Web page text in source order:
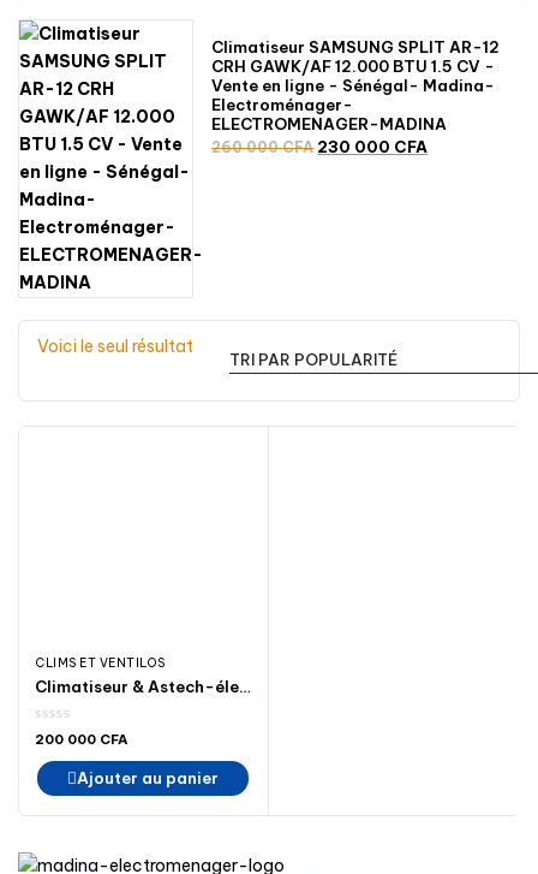
Climatiseur SAMSUNG SPLIT AR-12
CRH GAWK/AF 12.000 BTU 1.5 CV -
Vente en ligne - Sénégal- Madina-
Electroménager-
ELECTROMENAGER-MADINA
260 000CFA Le
230 000 CFA
Voici le seul résultat
CLIMS ET VENTILOS
Climatiseur & Astech-électroménager-madina-climatiseur
200 000 CFA
Ajouter au panier